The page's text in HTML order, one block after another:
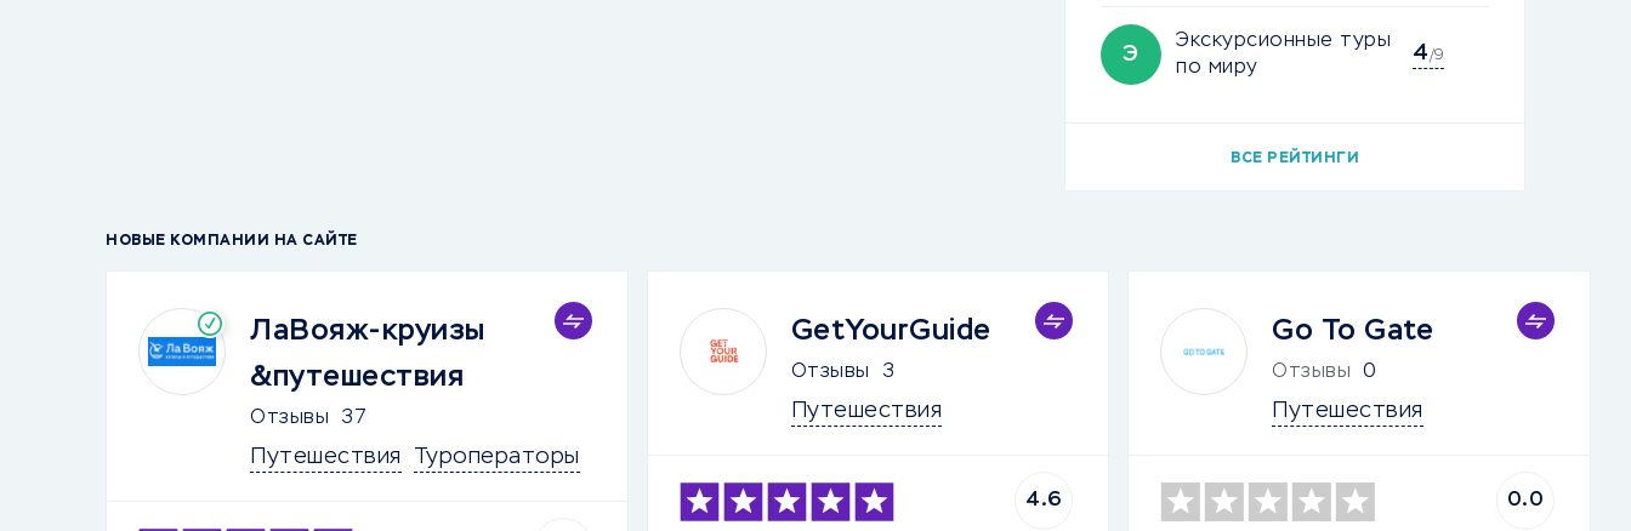
Э
Экскурсионные туры
по миру
4/9
ВСЕ РЕЙТИНГИ
НОВЫЕ КОМПАНИИ НА САЙТЕ
ЛаВояж-круизы
&путешествия
Отзывы 37
Путешествия Туроператоры
GetYourGuide
Отзывы 3
Путешествия
4.6
Go To Gate
Отзывы 0
Путешествия
0.0